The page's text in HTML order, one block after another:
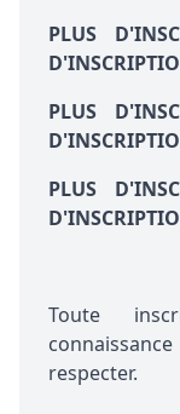
PLUS
PLUS
PLUS
Toute
respecter.